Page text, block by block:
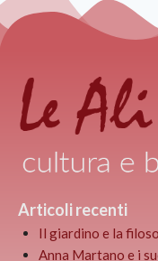
Articoli recenti
Il giardino e la
Anna Martano e i